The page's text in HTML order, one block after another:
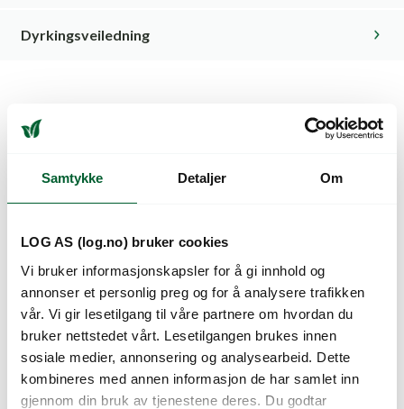
Samtykke Detaljer Om
LOG AS (log.no) bruker cookies
Vi bruker informasjonskapsler for å gi innhold og
annonser et personlig preg og for å analysere trafikken
vår. Vi gir lesetilgang til våre partnere om hvordan du
bruker nettstedet vårt. Lesetilgangen brukes innen
sosiale medier, annonsering og analysearbeid. Dette
kombineres med annen informasjon de har samlet inn
gjennom din bruk av tjenestene deres. Du godtar
Dyrkingsveiledning
Kunder så også på
BEGONIA BIG WHITE
W/GREEN LEAF
BEGONIA HYB
DRAGON WING RED